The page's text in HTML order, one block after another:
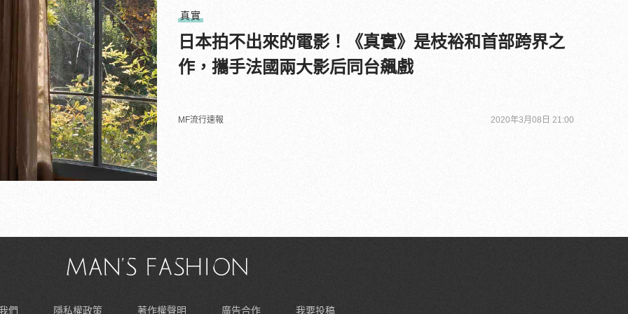
真實
日本拍不出來的電影！《真實》是枝裕和首部跨界之
作，攜手法國兩大影后同台飆戲
MF流行速報 2020年3月08日 21:00
們 隱私權政策 著作權聲明 廣告合作 我要投稿